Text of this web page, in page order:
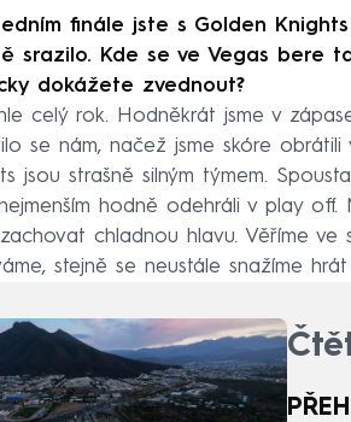
finále jste s Golden
srazilo. Kde se ve Vegas bere
dokážete zvednout?
celý rok. Hodněkrát jsme v
se nám, načež jsme skóre obrátili
jsou strašně silným týmem.
hodně odehráli v play off.
chladnou hlavu. Věříme ve
stejně se neustále snažíme